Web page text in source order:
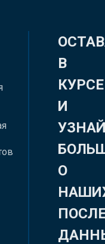
В
КУРСЕ
И
О